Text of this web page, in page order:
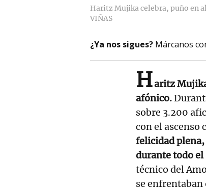
Haritz Mujika celebra, puño en
VIÑAS
¿Ya nos sigues? Márcanos
Haritz
afónico.
sobre 3.200
con el ascenso
felicidad plena,
durante todo el
técnico del
se